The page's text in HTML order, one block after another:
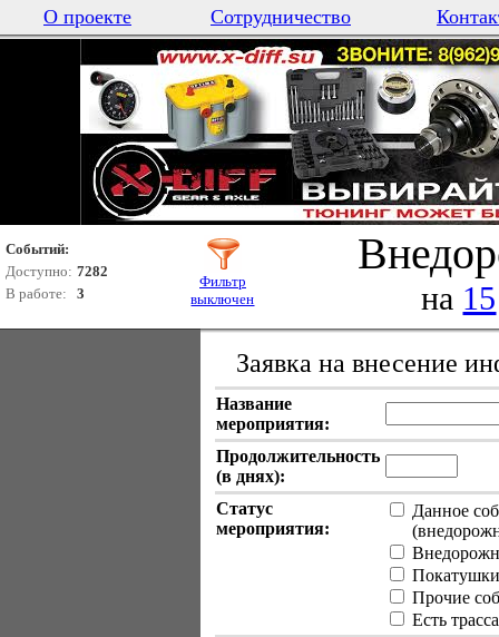
О проекте Сотрудничество
Событий:
Доступно: 7282
В работе:
3
Фильтр
выключен
на 15
Заявка на внесение
Название
мероприятия:
Продолжительность
(в днях):
Статус
мероприятия:
Данное
Покатушки
Прочие
Есть